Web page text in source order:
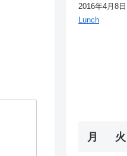
2016年4月8日
Lunch
月 火